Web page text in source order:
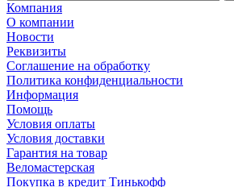
Компания
О компании
Новости
Реквизиты
Соглашение на обработку
Политика конфиденциальности
Информация
Помощь
Условия оплаты
Условия доставки
Гарантия на товар
Веломастерская
Покупка в кредит Тинькофф